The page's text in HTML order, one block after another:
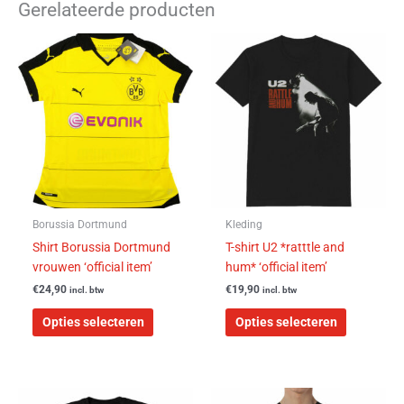
Gerelateerde producten
Borussia Dortmund
Shirt Borussia Dortmund
vrouwen ‘official item’
€24,90 incl. btw
Opties selecteren
Dit
product
heeft
meerdere
variaties.
Deze
optie
kan
gekozen
de
Kleding
T-shirt U2 *ratttle and
hum* ‘official item’
€19,90 incl. btw
Opties selecteren
product
meerdere
variaties.
Deze
optie
gekozen